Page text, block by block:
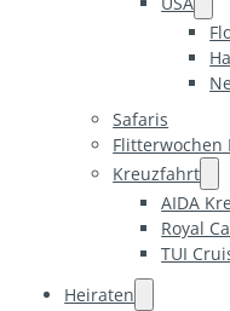
Safaris
Flitterwochen
Kreuzfahrt
AIDA
Royal
TUI
Heiraten